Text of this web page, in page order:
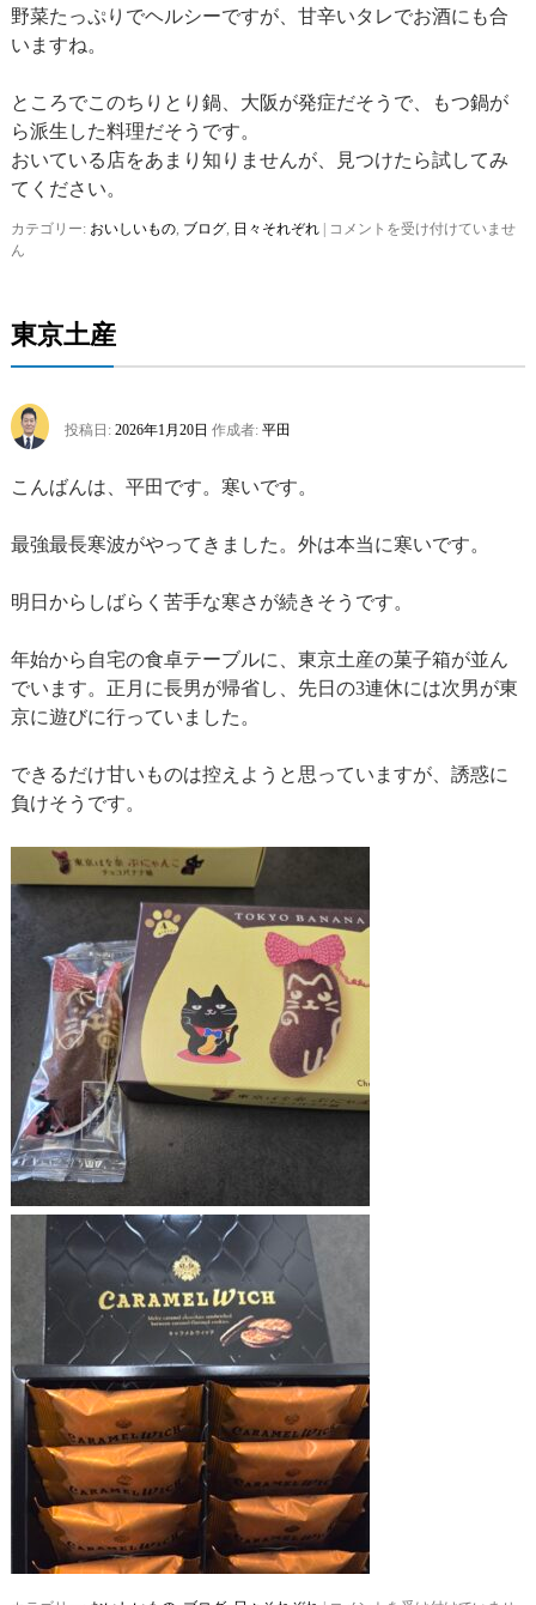
野菜たっぷりでヘルシーですが、甘辛いタレでお酒にも合
いますね。
ところでこのちりとり鍋、大阪が発症だそうで、もつ鍋が
ら派生した料理だそうです。
おいている店をあまり知りませんが、見つけたら試してみ
てください。
カテゴリー: おいしいもの, ブログ, 日々それぞれ | ち
コメントを受け付けていませ
ん
東京土産
投稿日: 2026年1月20日 作成者: 平田
こんばんは、平田です。寒いです。
最強最長寒波がやってきました。外は本当に寒いです。
明日からしばらく苦手な寒さが続きそうです。
年始から自宅の食卓テーブルに、東京土産の菓子箱が並ん
でいます。正月に長男が帰省し、先日の3連休には次男が東
京に遊びに行っていました。
できるだけ甘いものは控えようと思っていますが、誘惑に
負けそうです。